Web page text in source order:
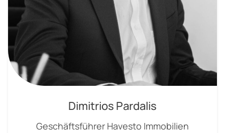
Dimitrios Pardalis
Geschäftsführer Havesto Immobilien